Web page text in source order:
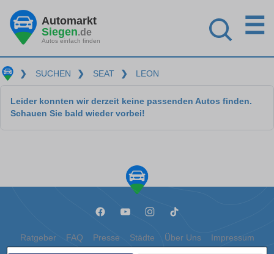
Automarkt
Siegen.de
Autos einfach finden
☰
❯ SUCHEN ❯ SEAT ❯ LEON
Leider konnten wir derzeit keine passenden Autos finden.
Schauen Sie bald wieder vorbei!
Ratgeber FAQ Presse Städte Über Uns Impressum